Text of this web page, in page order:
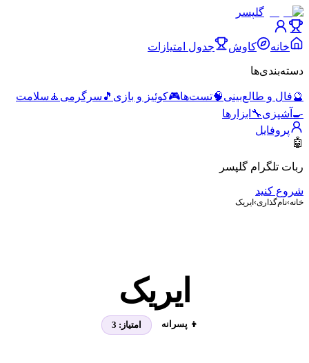
گلپسر
خانه کاوش جدول امتیازات
دسته‌بندی‌ها
🔮فال و طالع‌بینی🧠تست‌ها🎮کوئیز و بازی 🎵 سرگرمی 🧘 سلامت
🍳 آشپزی🔧 ابزارها
پروفایل
🤖
ربات تلگرام گلپسر
شروع کنید
خانه›نام‌گذاری› ایریک
ایریک
👦 پسرانه امتیاز: 3